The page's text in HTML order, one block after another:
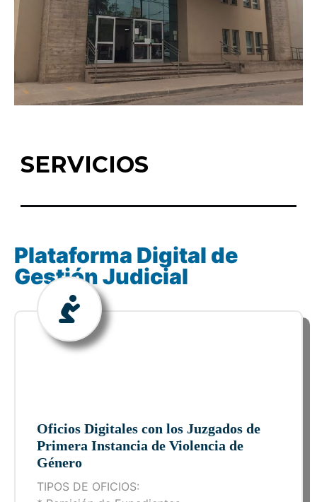
SERVICIOS
Plataforma Digital de
Gestión Judicial
Oficios Digitales con los Juzgados de
Primera Instancia de Violencia de
Género
TIPOS DE OFICIOS: